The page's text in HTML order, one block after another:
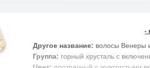
-
Другое название: волосы Венеры
Группа: горный хрусталь с